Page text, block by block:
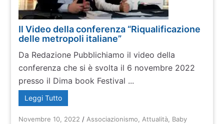
Il Video della conferenza “Riqualificazione
delle metropoli italiane”
Da Redazione Pubblichiamo il video della
conferenza che si è svolta il 6 novembre 2022
presso il Dima book Festival ...
Leggi Tutto
Novembre 10, 2022 / Associazionismo Attualità Baby